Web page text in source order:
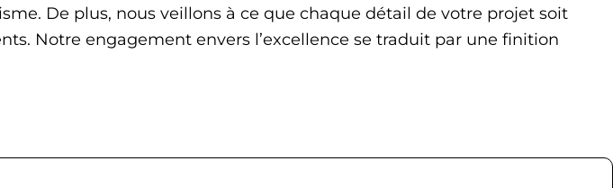
De plus, nous veillons à ce que chaque détail de votre projet soit
Notre engagement envers l’excellence se traduit par une finition